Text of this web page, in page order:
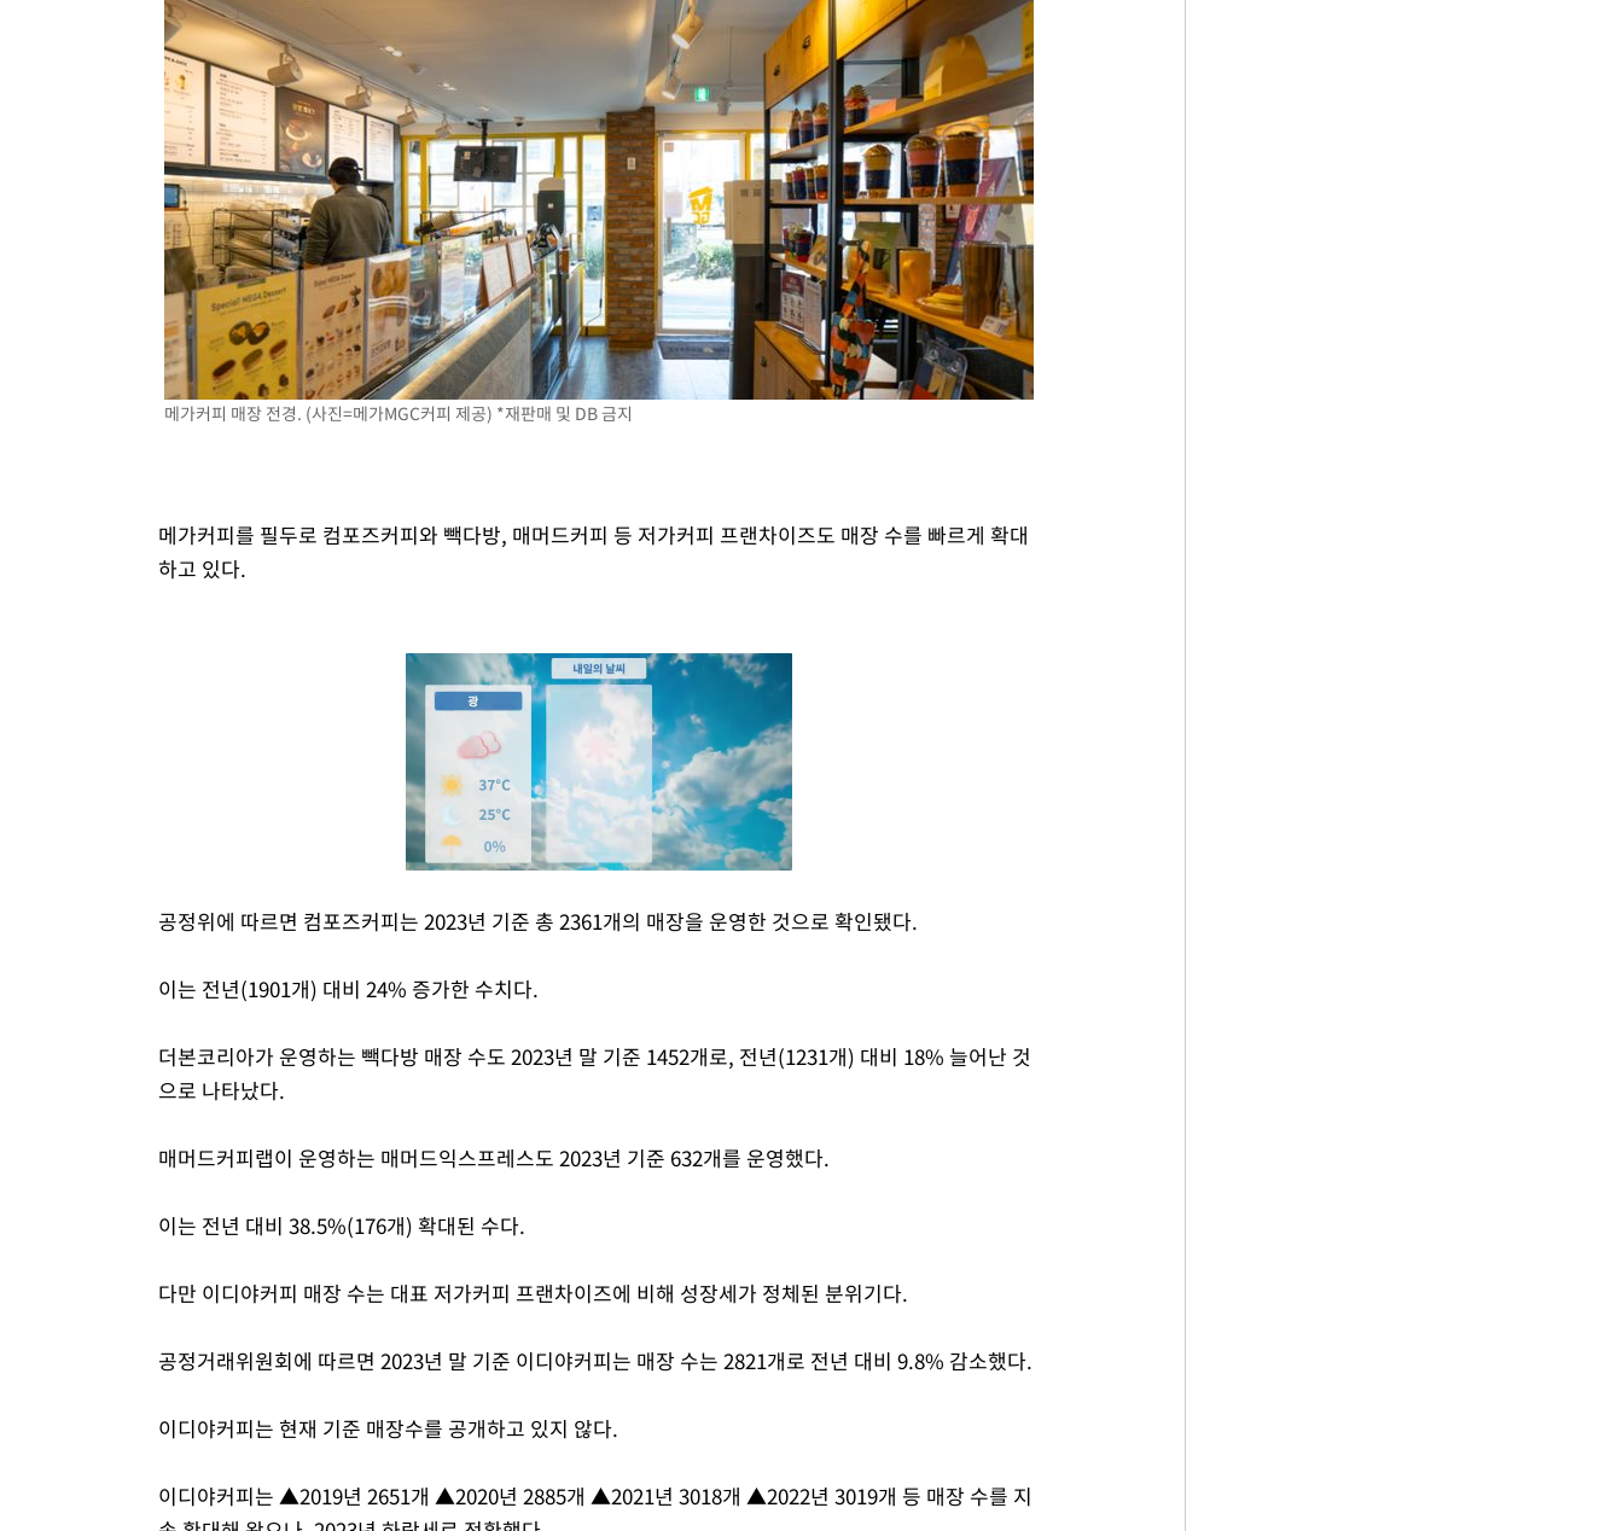
메가커피 매장 전경. (사진=메가MGC커피 제공) *재판매 및 DB 금지
메가커피를 필두로 컴포즈커피와 빽다방, 매머드커피 등 저가커피 프랜차이즈도 매장 수를 빠르게 확대
하고 있다.
공정위에 따르면 컴포즈커피는 2023년 기준 총 2361개의 매장을 운영한 것으로 확인됐다.
이는 전년(1901개) 대비 24% 증가한 수치다.
더본코리아가 운영하는 빽다방 매장 수도 2023년 말 기준 1452개로, 전년(1231개) 대비 18% 늘어난 것
으로 나타났다.
매머드커피랩이 운영하는 매머드익스프레스도 2023년 기준 632개를 운영했다.
이는 전년 대비 38.5%(176개) 확대된 수다.
다만 이디야커피 매장 수는 대표 저가커피 프랜차이즈에 비해 성장세가 정체된 분위기다.
공정거래위원회에 따르면 2023년 말 기준 이디야커피는 매장 수는 2821개로 전년 대비 9.8% 감소했다.
이디야커피는 현재 기준 매장수를 공개하고 있지 않다.
이디야커피는 ▲2019년 2651개 ▲2020년 2885개 ▲2021년 3018개 ▲2022년 3019개 등 매장 수를 지